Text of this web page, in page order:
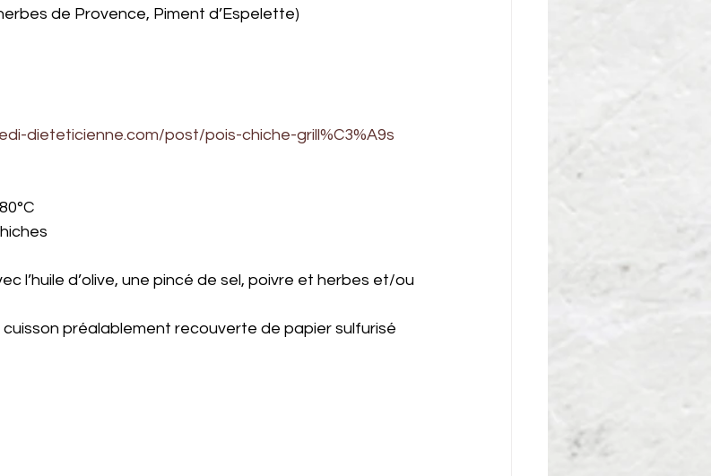
herbes de Provence, Piment d’Espelette)
dieteticienne.com/post/pois-chiche-grill%C3%A9s
l’huile d’olive, une pincé de sel, poivre et herbes et/ou
cuisson préalablement recouverte de papier sulfurisé